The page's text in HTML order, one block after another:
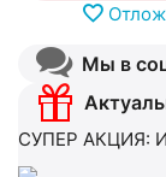
Мы в
СУПЕР АКЦИЯ: